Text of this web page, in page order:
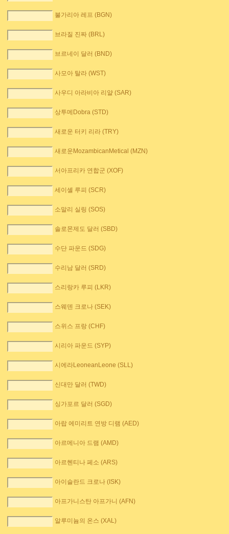
불가리아 레프 (BGN)
브라질 진짜 (BRL)
브르네이 달러 (BND)
사모아 탈라 (WST)
사우디 아라비아 리얄 (SAR)
상투메Dobra (STD)
새로운 터키 리라 (TRY)
새로운MozambicanMetical (MZN)
서아프리카 연합군 (XOF)
세이셸 루피 (SCR)
소말리 실링 (SOS)
솔로몬제도 달러 (SBD)
수단 파운드 (SDG)
수리남 달러 (SRD)
스리랑카 루피 (LKR)
스웨덴 크로나 (SEK)
스위스 프랑 (CHF)
시리아 파운드 (SYP)
시에라LeoneanLeone (SLL)
신대만 달러 (TWD)
싱가포르 달러 (SGD)
아랍 에미리트 연방 디램 (AED)
아르메니아 드램 (AMD)
아르헨티나 페소 (ARS)
아이슬란드 크로나 (ISK)
아프가니스탄 아프가니 (AFN)
알루미늄의 온스 (XAL)